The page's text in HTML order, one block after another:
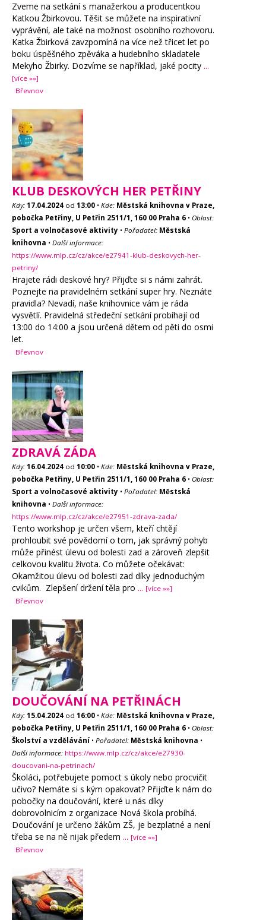
Zveme na setkání s manažerkou a producentkou
Katkou Žbirkovou. Těšit se můžete na inspirativní
vyprávění, ale také na možnost osobního rozhovoru.
Katka Žbirková zavzpomíná na více než třicet let po
boku úspěšného zpěváka a hudebního skladatele
Mekyho Žbirky. Dozvíme se například, jaké pocity ...
[více »»]
Břevnov
KLUB DESKOVÝCH HER PETŘINY
Kdy: 17.04.2024 od 13:00 • Kde: Městská knihovna v Praze,
pobočka Petřiny, U Petřin 2511/1, 160 00 Praha 6 • Oblast:
Sport a volnočasové aktivity • Pořadatel: Městská
knihovna • Další informace:
https://www.mlp.cz/cz/akce/e27941-klub-deskovych-her-
petriny/
Hrajete rádi deskové hry? Přijďte si s námi zahrát.
Poznejte na pravidelném setkání super hry. Neznáte
pravidla? Nevadí, naše knihovnice vám je ráda
vysvětlí. Pravidelná středeční setkání probíhají od
13:00 do 14:00 a jsou určená dětem od pěti do osmi
let.
Břevnov
ZDRAVÁ ZÁDA
Kdy: 16.04.2024 od 10:00 • Kde: Městská knihovna v Praze,
pobočka Petřiny, U Petřin 2511/1, 160 00 Praha 6 • Oblast:
Sport a volnočasové aktivity • Pořadatel: Městská
knihovna • Další informace:
https://www.mlp.cz/cz/akce/e27951-zdrava-zada/
Tento workshop je určen všem, kteří chtějí
prohloubit své povědomí o tom, jak správný pohyb
může přinést úlevu od bolesti zad a zároveň zlepšit
celkovou kvalitu života. Co můžete očekávat:
Okamžitou úlevu od bolesti zad díky jednoduchým
cvikům. Zlepšení držení těla pro ... [více »»]
Břevnov
DOUČOVÁNÍ NA PETŘINÁCH
Kdy: 15.04.2024 od 16:00 • Kde: Městská knihovna v Praze,
pobočka Petřiny, U Petřin 2511/1, 160 00 Praha 6 • Oblast:
Školství a vzdělávání • Pořadatel: Městská knihovna •
Další informace: https://www.mlp.cz/cz/akce/e27930-
doucovani-na-petrinach/
Školáci, potřebujete pomoct s úkoly nebo procvičit
učivo? Nemáte si s kým opakovat? Přijďte k nám do
pobočky na doučování, které u nás díky
dobrovolnicím z organizace Nová škola probíhá.
Doučování je určeno žákům ZŠ, je bezplatné a není
třeba se na ně nijak předem ... [více »»]
Břevnov